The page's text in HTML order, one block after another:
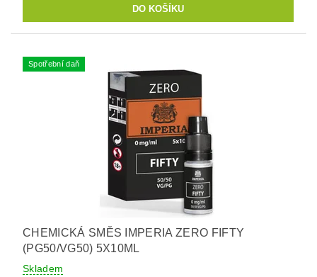
Spotřební daň
CHEMICKÁ SMĚS IMPERIA ZERO FIFTY
(PG50/VG50) 5X10ML
Skladem